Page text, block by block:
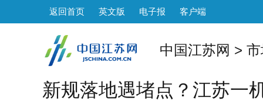
返回首页 英文版 电子报 客户端
中国江苏网 >
新规落地遇堵点？江苏一